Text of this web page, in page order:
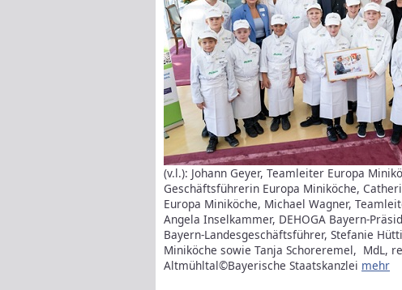
(v.l.): Johann Geyer, Teamleiter Europa
Geschäftsführerin Europa Miniköche,
Europa Miniköche, Michael Wagner,
Angela Inselkammer, DEHOGA Bayern-
Bayern-Landesgeschäftsführer, Stefanie
Miniköche sowie Tanja Schoreremel, MdL,
Altmühltal©Bayerische Staatskanzlei mehr